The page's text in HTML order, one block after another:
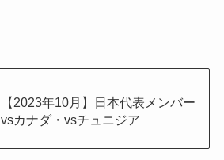
【2023年10月】日本代表メンバー
vsカナダ・vsチュニジア